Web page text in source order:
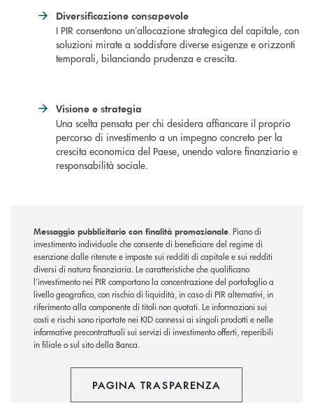
Diversificazione consapevole
I PIR consentono un’allocazione strategica del capitale, con
soluzioni mirate a soddisfare diverse esigenze e orizzonti
temporali, bilanciando prudenza e crescita.
Visione e strategia
Una scelta pensata per chi desidera affiancare il proprio
percorso di investimento a un impegno concreto per la
crescita economica del Paese, unendo valore finanziario e
responsabilità sociale.
Messaggio pubblicitario con finalità promozionale. Piano di
investimento individuale che consente di beneficiare del regime di
esenzione dalle ritenute e imposte sui redditi di capitale e sui redditi
diversi di natura finanziaria. Le caratteristiche che qualificano
l’investimento nei PIR comportano la concentrazione del portafoglio a
livello geografico, con rischio di liquidità, in caso di PIR alternativi, in
riferimento alla componente di titoli non quotati. Le informazioni sui
costi e rischi sono riportate nei KID connessi ai singoli prodotti e nelle
informative precontrattuali sui servizi di investimento offerti, reperibili
in filiale o sul sito della Banca.
PAGINA TRASPARENZA